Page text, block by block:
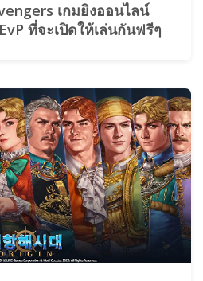
เกมยิงออนไลน์
ที่จะเปิดให้เล่นกันฟรีๆ